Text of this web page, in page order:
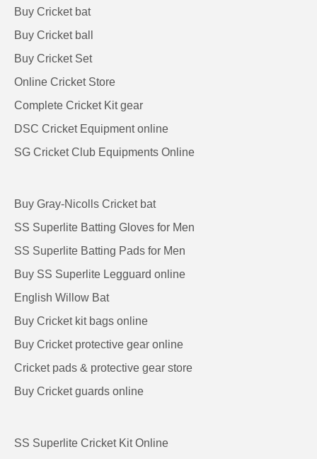
Buy Cricket bat
Buy Cricket ball
Buy Cricket Set
Online Cricket Store
Complete Cricket Kit gear
DSC Cricket Equipment online
SG Cricket Club Equipments Online
Buy Gray-Nicolls Cricket bat
SS Superlite Batting Gloves for Men
SS Superlite Batting Pads for Men
Buy SS Superlite Legguard online
English Willow Bat
Buy Cricket kit bags online
Buy Cricket protective gear online
Cricket pads & protective gear store
Buy Cricket guards online
SS Superlite Cricket Kit Online